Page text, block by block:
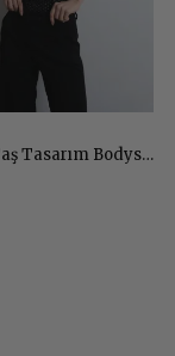
İp Askılı Taş Tasarım Bodysuit - SİYAH